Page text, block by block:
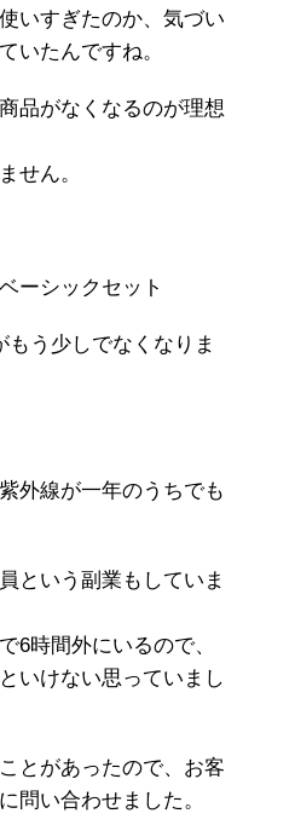
いすぎたのか、気づい
いたんですね。
品がなくなるのが理想
せん。
ーシックセット
う少しでなくなりま
外線が一年のうちでも
という副業もしていま
6時間外にいるので、
いけない思っていまし
とがあったので、お客
問い合わせました。